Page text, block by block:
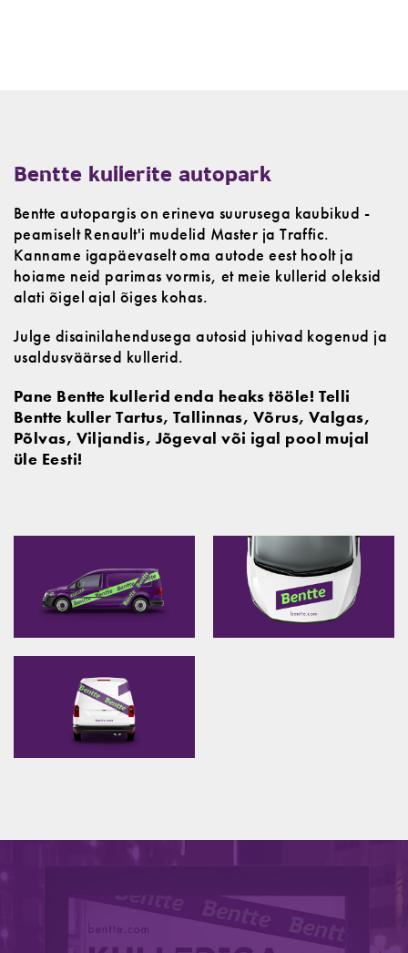
Bentte kullerite autopark
Bentte autopargis on erineva suurusega kaubikud -
peamiselt Renault'i mudelid Master ja Traffic.
Kanname igapäevaselt oma autode eest hoolt ja
hoiame neid parimas vormis, et meie kullerid oleksid
alati õigel ajal õiges kohas.
Julge disainilahendusega autosid juhivad kogenud ja
usaldusväärsed kullerid.
Pane Bentte kullerid enda heaks tööle! Telli
Bentte kuller Tartus, Tallinnas, Võrus, Valgas,
Põlvas, Viljandis, Jõgeval või igal pool mujal
üle Eesti!